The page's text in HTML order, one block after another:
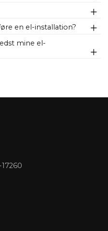
en el-installation?
mine el-